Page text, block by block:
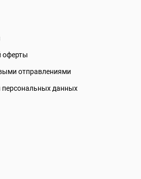
оферты
отправлениями
персональных данных